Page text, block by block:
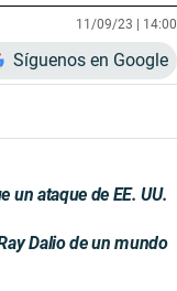
11/09/23 | 14:00
Síguenos en Google
un ataque de EE. UU.
Dalio de un mundo